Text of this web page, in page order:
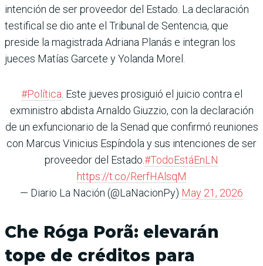
intención de ser proveedor del Estado. La declaración
testifical se dio ante el Tribunal de Sentencia, que
preside la magistrada Adriana Planás e integran los
jueces Matías Garcete y Yolanda Morel.
#Política . Este jueves prosiguió el juicio contra el
exministro abdista Arnaldo Giuzzio, con la declaración
de un exfuncionario de la Senad que confirmó reuniones
con Marcus Vinicius Espíndola y sus intenciones de ser
proveedor del Estado.#TodoEstáEnLN
https://t.co/RerfHAlsqM
— Diario La Nación (@LaNacionPy) May 21, 2026
Che Róga Porã: elevarán
tope de créditos para